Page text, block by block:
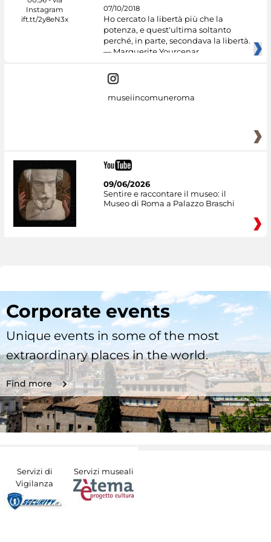
07/10/2018
Ho cercato la libertà più che la
potenza, e quest'ultima soltanto
perché, in parte, secondava la libertà.
— Marguerite Yourcenar
museiincomuneroma
09/06/2026
Sentire e raccontare il museo: il
Museo di Roma a Palazzo Braschi
Corporate events
Unique events in some of the most
extraordinary places in the world.
Find more
Servizi di
Vigilanza
Servizi museali